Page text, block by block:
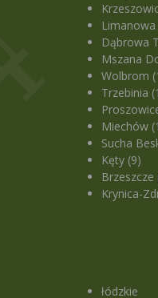
Limanowa
Dąbrowa
Mszana
Wolbrom
Trzebinia
Miechów
Sucha
Kęty (9)
Brzeszcze
Krynica-
łódzkie